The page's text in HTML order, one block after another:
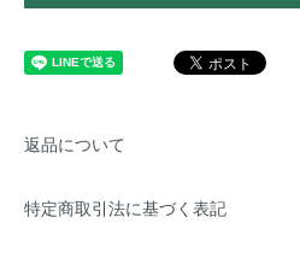
返品について
特定商取引法に基づく表記